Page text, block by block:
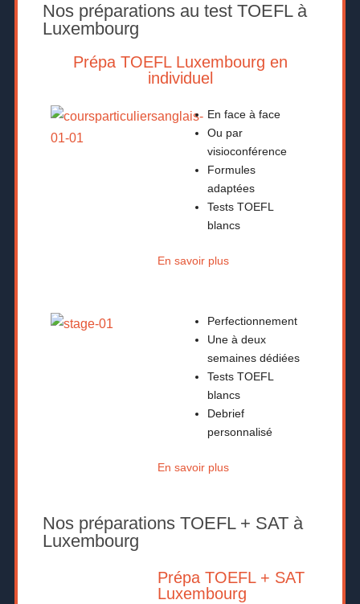
Nos préparations au test TOEFL à
Luxembourg
Prépa TOEFL Luxembourg en
individuel
En face à face
Ou par
visioconférence
Formules
adaptées
Tests TOEFL
blancs
En savoir plus
Perfectionnement
Une à deux
semaines dédiées
Tests TOEFL
blancs
Debrief
personnalisé
En savoir plus
Nos préparations TOEFL + SAT à
Luxembourg
Prépa TOEFL + SAT
Luxembourg